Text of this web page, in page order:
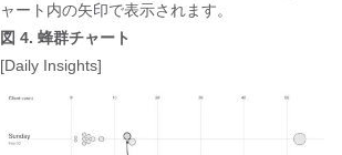
ャート内の矢印で表示されます。
図 4. 蜂群チャート
[Daily Insights]